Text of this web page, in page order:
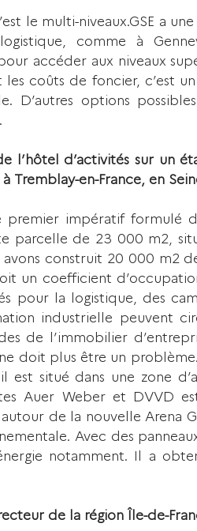
le multi-niveaux.GSE a
comme à
accéder aux niveaux
les coûts de foncier, c’est
D’autres options
l’hôtel d’activités sur un
Tremblay-en-France, en
impératif formulé
parcelle de 23 000 m2,
avons construit 20 000 m2
un coefficient
pour la logistique, des
industrielle peuvent
de l’immobilier
doit plus être un
est situé dans une zone
Auer Weber et DVVD
de la nouvelle Arena
Avec des
notamment. Il a
de la région Île-de-